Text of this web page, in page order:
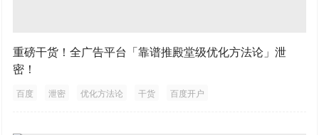
重磅干货！全广告平台「靠谱推殿堂级优化方法论」泄
密！
百度 泄密 优化方法论 干货 百度开户